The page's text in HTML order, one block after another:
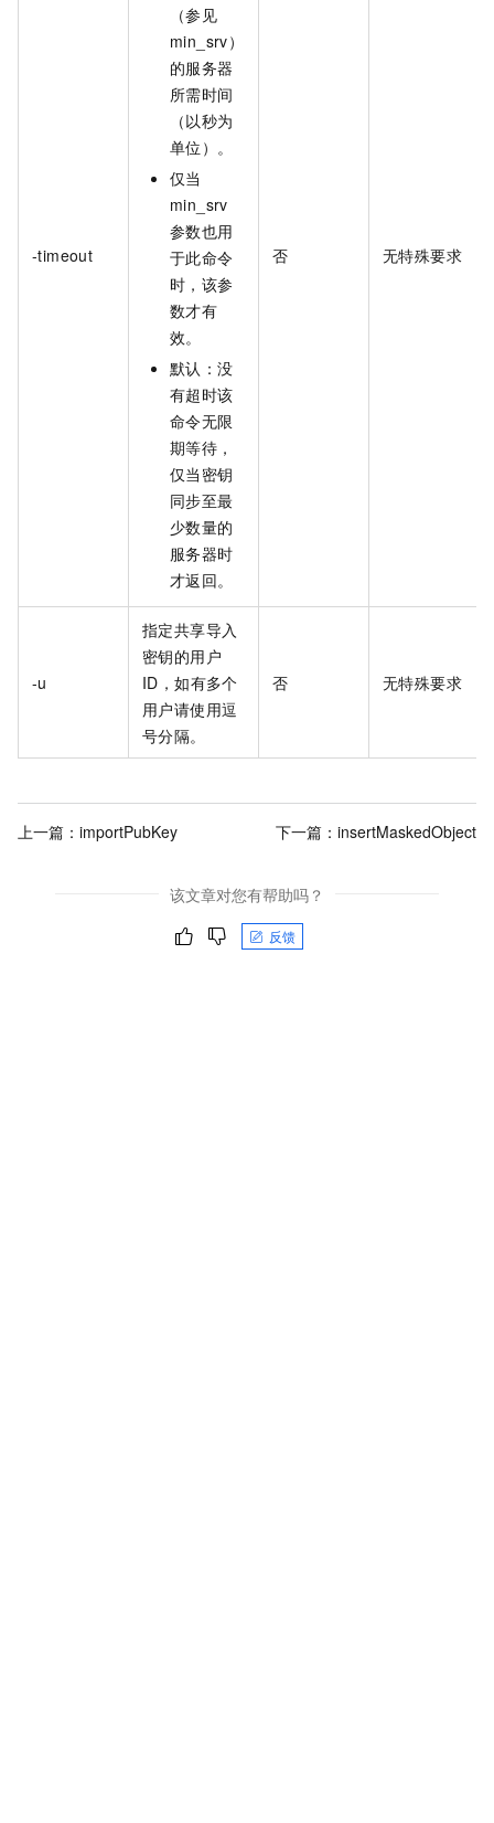
-timeout
（参见
min_srv）
的服务器
所需时间
（以秒为
单位）。
仅当
min_srv
参数也用
于此命令
时，该参
数才有
效。
默认：没
有超时该
命令无限
期等待，
仅当密钥
同步至最
少数量的
服务器时
才返回。
否 无特殊要求
-u
指定共享导入
密钥的用户
ID，如有多个
用户请使用逗
号分隔。
否 无特殊要求
上一篇： importPubKey 下一篇： insertMaskedObject
该文章对您有帮助吗？
反馈